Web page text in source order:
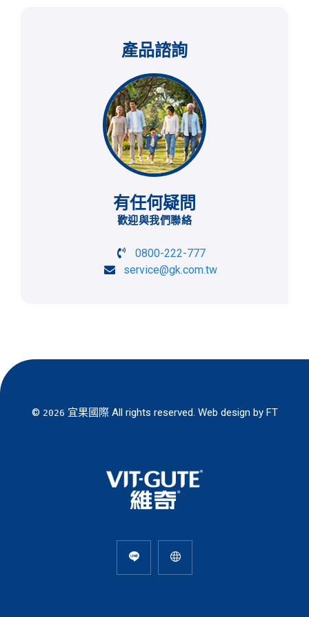
產品諮詢
有任何疑問
歡迎與我們聯絡
0800-222-777
service@gk.com.tw
© 2026 宜果國際All rights reserved. Web design by FT